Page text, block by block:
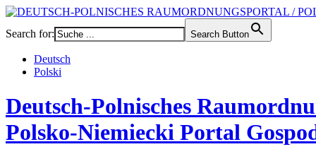
Search for: Search Button
Deutsch
Polski
Deutsch-Polnisches
Polsko-Niemiecki Portal